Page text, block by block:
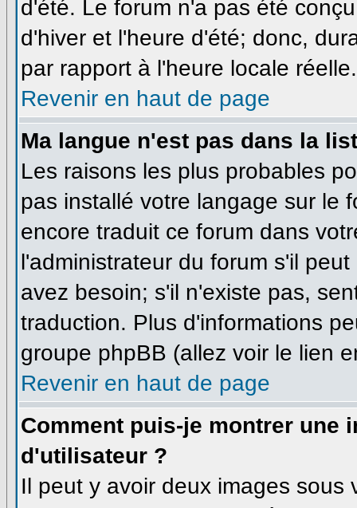
d'été. Le forum n'a pas été
d'hiver et l'heure d'été; donc,
par rapport à l'heure locale réelle.
Revenir en haut de page
Ma langue n'est pas dans la
Les raisons les plus probables
pas installé votre langage sur le
encore traduit ce forum dans
l'administrateur du forum s'il
avez besoin; s'il n'existe pas,
traduction. Plus d'informations
groupe phpBB (allez voir le lien
Revenir en haut de page
Comment puis-je montrer une
d'utilisateur ?
Il peut y avoir deux images sous